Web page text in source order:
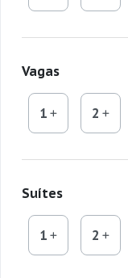
Vagas
1 2
Suítes
1 2